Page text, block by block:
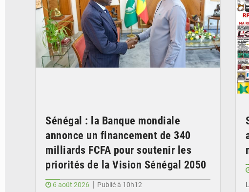
Sénégal : la Banque mondiale
annonce un financement de 340
milliards FCFA pour soutenir les
priorités de la Vision Sénégal 2050
6 août 2026 Publié à 10h12